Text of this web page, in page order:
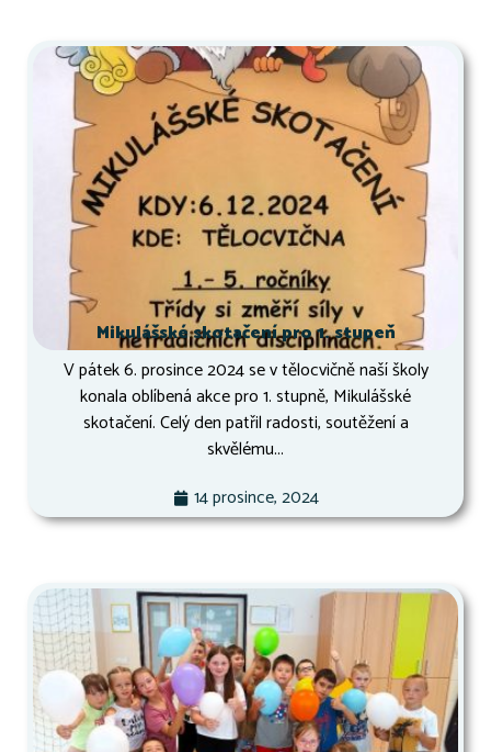
Mikulášské skotačení pro 1. stupeň
V pátek 6. prosince 2024 se v tělocvičně naší školy
konala oblíbená akce pro 1. stupně, Mikulášské
skotačení. Celý den patřil radosti, soutěžení a
skvělému...
14 prosince, 2024